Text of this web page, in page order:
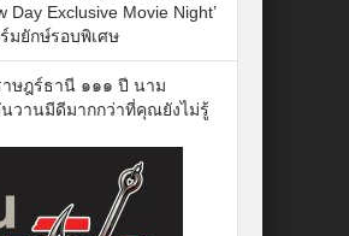
Day Exclusive Movie Night’
มยักษ์รอบพิเศษ
าษฎร์ธานี ๑๑๑ ปี นาม
วานมีดีมากกว่าที่คุณยังไม่รู้